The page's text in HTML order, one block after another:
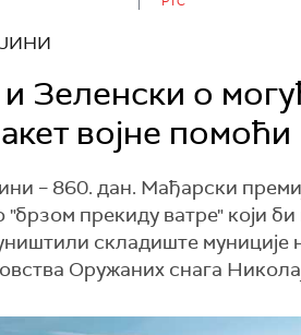
Зеленски о
војне помоћи
– 860. дан. Мађарски
прекиду ватре" који
складиште
Оружаних снага